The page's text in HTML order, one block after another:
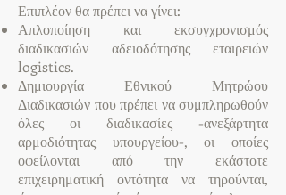
Επιπλέον θα πρέπει να γίνει:
Απλοποίηση και εκσυγχρονισμός
διαδικασιών αδειοδότησης εταιρειών
logistics.
Δημιουργία Εθνικού Μητρώου
Διαδικασιών που πρέπει να συμπληρωθούν
όλες οι διαδικασίες -ανεξάρτητα
αρμοδιότητας υπουργείου-, οι οποίες
οφείλονται από την εκάστοτε
επιχειρηματική οντότητα να τηρούνται,